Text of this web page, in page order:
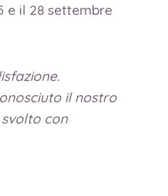
e il 28 settembre
il nostro
con